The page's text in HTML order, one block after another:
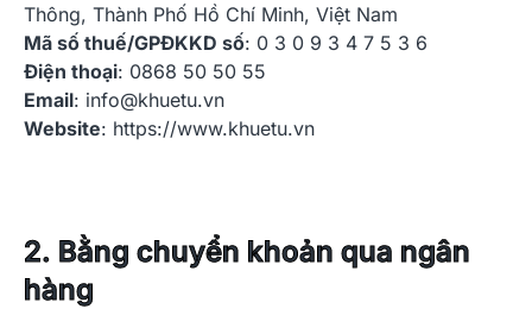
Thông, Thành Phố Hồ Chí Minh, Việt Nam
Mã số thuế/GPĐKKD số: 0 3 0 9 3 4 7 5 3 6
Điện thoại: 0868 50 50 55
Email: info@khuetu.vn
Website: https://www.khuetu.vn
2. Bằng chuyển khoản qua ngân
hàng